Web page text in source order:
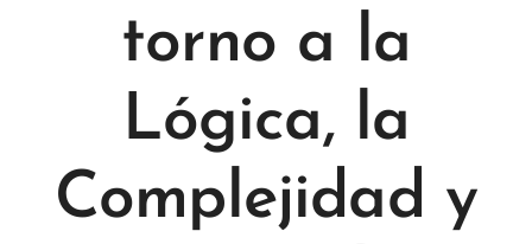
torno a la
Lógica, la
Complejidad y